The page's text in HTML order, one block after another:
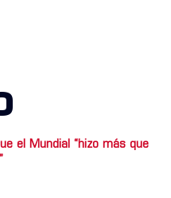
el Mundial “hizo más que